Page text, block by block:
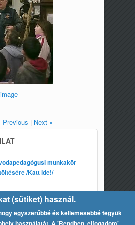
Previous | Next »
munkakör
/Katt ide!/
(sütiket) használ.
egyszerűbbé és kellemesebbé tegyük